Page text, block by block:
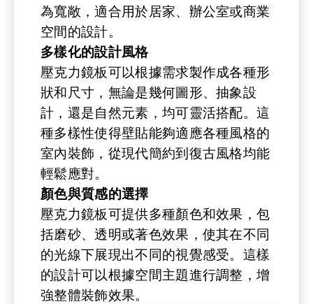
為寬敞，適合用於居家、辦公室或商業
空間的設計。
多樣化的設計風格
壓克力鏡板可以根據需求製作成各種形
狀和尺寸，無論是幾何圖形、抽象設
計，還是自然元素，均可靈活搭配。這
種多樣性使得壁貼能夠適應各種風格的
室內裝飾，從現代簡約到復古風格均能
輕鬆應對。
顏色與質感的選擇
壓克力鏡板可提供多種顏色和效果，包
括磨砂、透明或著色效果，使其在不同
的光線下展現出不同的視覺感受。這樣
的設計可以根據空間主題進行調整，增
強整體裝飾效果。